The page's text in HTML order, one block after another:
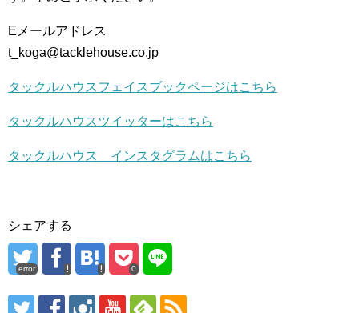
Eメールアドレス
t_koga@tacklehouse.co.jp
タックルハウスフェイスブックページはこちら
タックルハウスツイッターはこちら
タックルハウス インスタグラムはこちら
シェアする
error 0